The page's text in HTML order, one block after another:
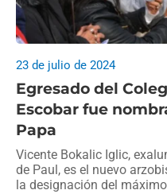
Egresado del
Escobar fue
Papa
23 de julio de 2024
Vicente Bokalic Iglic,
de Paul, es el nuevo
la designación del